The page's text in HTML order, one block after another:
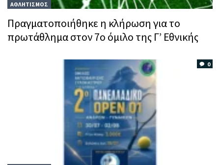
ΑΘΛΗΤΙΣΜΟΣ
Πραγματοποιήθηκε η κλήρωση για το
πρωτάθλημα στον 7ο όμιλο της Γ’ Εθνικής
0